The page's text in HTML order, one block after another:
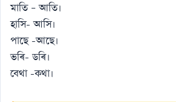
মাতি – আতি।
হাসি- আসি।
পাছে -আছে।
ভৰি- ডৰি।
বেথা -কথা।